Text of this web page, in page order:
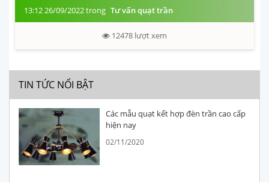
13:12 26/09/2022 trong Tư vấn quạt trần
12478 lượt xem
TIN TỨC NỔI BẬT
Các mẫu quạt kết hợp đèn trần cao cấp
hiện nay
02/11/2020